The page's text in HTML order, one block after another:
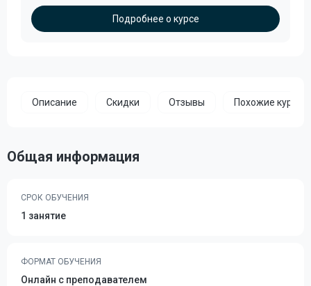
Подробнее о курсе
Описание Скидки Отзывы Похожие курсы
Общая информация
СРОК ОБУЧЕНИЯ
1 занятие
ФОРМАТ ОБУЧЕНИЯ
Онлайн с преподавателем